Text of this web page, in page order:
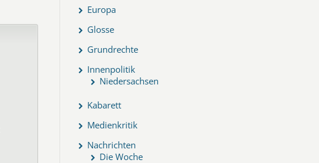
Europa
Glosse
Grundrechte
Innenpolitik
Niedersachsen
Kabarett
Medienkritik
Nachrichten
Die Woche